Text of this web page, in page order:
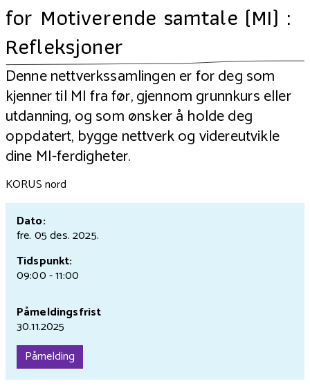
for Motiverende samtale (MI) :
Refleksjoner
Denne nettverkssamlingen er for deg som
kjenner til MI fra før, gjennom grunnkurs eller
utdanning, og som ønsker å holde deg
oppdatert, bygge nettverk og videreutvikle
dine MI-ferdigheter.
KORUS nord
Dato:
fre. 05 des.2025.
Tidspunkt:
09:00 - 11:00
Påmeldingsfrist
30.11.2025
Påmelding